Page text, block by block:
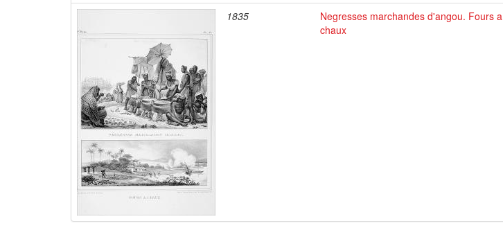
1835
Negresses marchandes d'angou. Fours a
chaux